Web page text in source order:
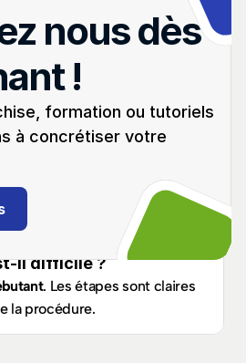
dans le menu Immobilizer.
pour Hyundai i30 II
la HY-3-1, disponible sur
la création d’un double ou la
totale.
une clé en perte
i30 II ?
la programmation en perte
OBD, sans démontage et
il difficile ?
. Les étapes sont claires
la procédure.
nous dès
!
formation ou tutoriels
à concrétiser votre